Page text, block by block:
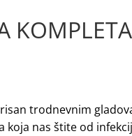
trodnevnim
nas štite od